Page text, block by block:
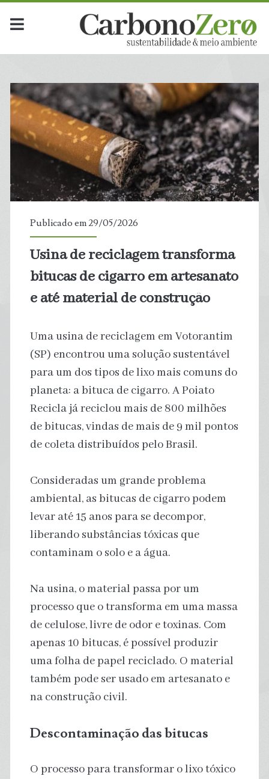
Publicado em 29/05/2026
Usina de reciclagem transforma
bitucas de cigarro em artesanato
e até material de construção
Uma usina de reciclagem em Votorantim
(SP) encontrou uma solução sustentável
para um dos tipos de lixo mais comuns do
planeta: a bituca de cigarro. A Poiato
Recicla já reciclou mais de 800 milhões
de bitucas, vindas de mais de 9 mil pontos
de coleta distribuídos pelo Brasil.
Consideradas um grande problema
ambiental, as bitucas de cigarro podem
levar até 15 anos para se decompor,
liberando substâncias tóxicas que
contaminam o solo e a água.
Na usina, o material passa por um
processo que o transforma em uma massa
de celulose, livre de odor e toxinas. Com
apenas 10 bitucas, é possível produzir
uma folha de papel reciclado. O material
também pode ser usado em artesanato e
na construção civil.
Descontaminação das bitucas
O processo para transformar o lixo tóxico